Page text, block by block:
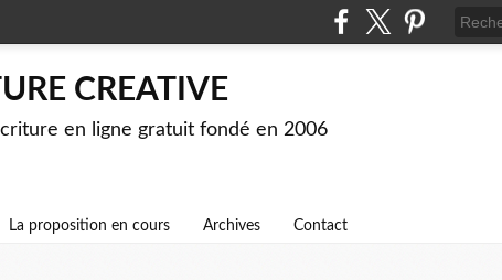
CREATIVE
en ligne gratuit fondé en 2006
La proposition en cours Archives Contact